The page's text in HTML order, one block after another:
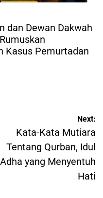
dan Dewan Dakwah
Kasus Pemurtadan
Next:
Kata-Kata Mutiara
Tentang Qurban, Idul
Adha yang Menyentuh
Hati